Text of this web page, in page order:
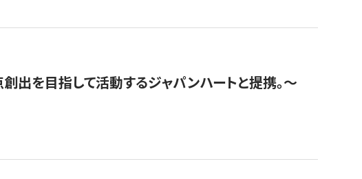
出を目指して活動するジャパンハートと提携。〜